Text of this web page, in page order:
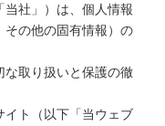
当社」）は、個人情報
その他の固有情報）の
な取り扱いと保護の徹
イト（以下「当ウェブ